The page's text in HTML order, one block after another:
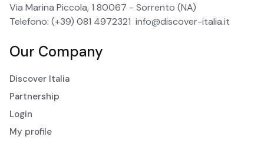
Via Marina Piccola, 1 80067 - Sorrento (NA)
Telefono: (+39) 081 4972321 info@discover-italia.it
Our Company
Discover Italia
Partnership
Login
My profile